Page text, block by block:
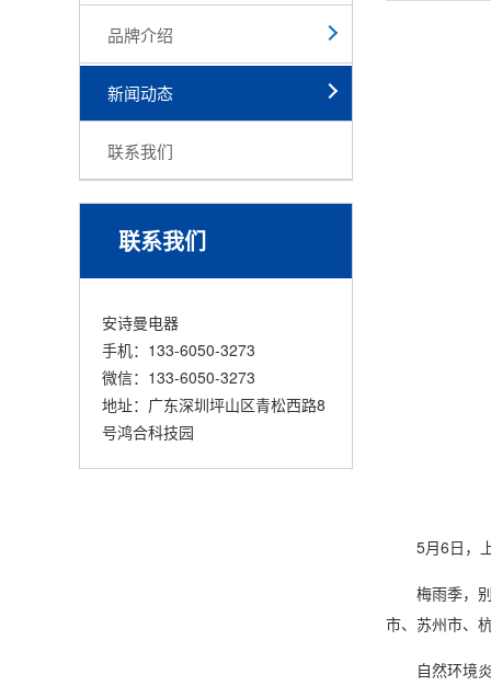
品牌介绍
新闻动态
联系我们
联系我们
安诗曼电器
手机：133-6050-3273
微信：133-6050-3273
地址：广东深圳坪山区青松西路8
号鸿合科技园
5月6日，上
梅雨季，
市、苏州市、
自然环境炎